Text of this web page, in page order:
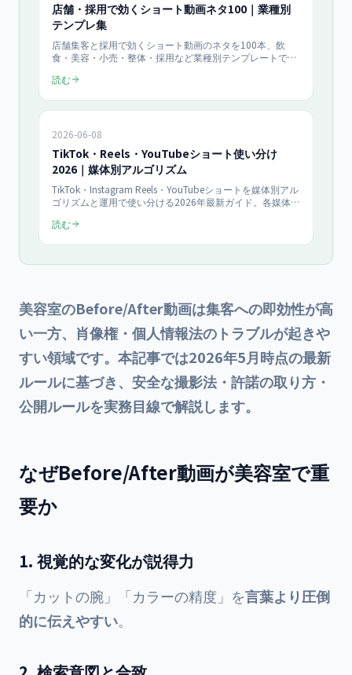
店舗・採用で効くショート動画ネタ100｜業種別
テンプレ集
店舗集客と採用で効くショート動画のネタを100本、飲
食・美容・小売・整体・採用など業種別テンプレートで提
用、KPIの見方までを2026年最新で中小企業向けにまとめ
読む
2026-06-08
TikTok・Reels・YouTubeショート使い分け
2026｜媒体別アルゴリズム
TikTok・Instagram Reels・YouTubeショートを媒体別アル
ゴリズムと運用で使い分ける2026年最新ガイド。各媒体の
頻度を比較表で整理し、目的別の媒体選定、1本を3媒体へ
読む
美容室のBefore/After動画は集客への即効性が高
い一方、肖像権・個人情報法のトラブルが起きや
すい領域です。本記事では2026年5月時点の最新
ルールに基づき、安全な撮影法・許諾の取り方・
公開ルールを実務目線で解説します。
なぜBefore/After動画が美容室で重
要か
1. 視覚的な変化が説得力
「カットの腕」「カラーの精度」を言葉より圧倒
的に伝えやすい。